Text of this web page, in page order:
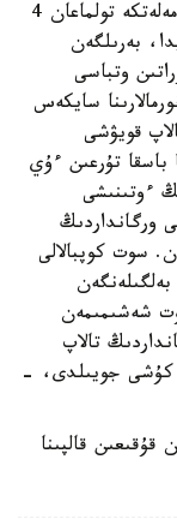
- تالاپ قويۋشى جالعىزباستى انا رەتىندە كامەلەتكە تولماعان 4
بەرىلگەن
وتباسى
سايكەس
قويۋشى
باسقا تۇرعىن ءۇي
ءوتىنىشى
ورگانداردىڭ
سوت كوپبالالى
شەشىمىمەن
تالاپ
كۇشى جويىلدى، -
قۇقىعىن قالپىنا